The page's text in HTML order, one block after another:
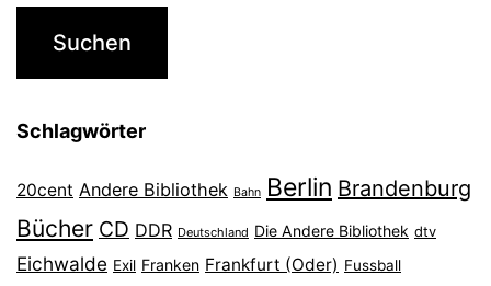
Schlagwörter
20cent Andere Bibliothek Bahn Berlin Brandenburg
Bücher CD DDR Deutschland Die Andere Bibliothek dtv
Eichwalde Exil Franken Frankfurt (Oder) Fussball